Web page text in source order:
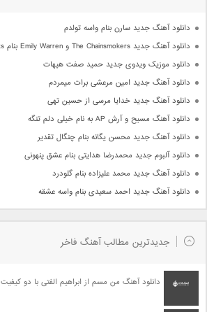
دانلود آهنگ جدید سارن بنام واسه تولدم
دانلود آهنگ جدید The Chainsmokers و Emily Warren بنام Side Effects
دانلود موزیک ویدوی جدید حمید صفت هیهات
دانلود آهنگ جدید امین مرعشی برات میمردم
دانلود آهنگ جدید خدایا مرسی از حسین تهی
دانلود آهنگ مسیح و آرش AP به نام خیلی دلم تنگه
دانلود آهنگ جدید محسن یگانه بنام چنگال تقدیر
دانلود آلبوم جدید محمدرضا هدایتی بنام عشق پنهونی
دانلود آهنگ جدید محمد علیزاده بنام گلودرد
دانلود آهنگ جدید احمد سعیدی بنام واسه عشقه
جدیدترین مطالب آهنگ فاخر
دانلود آهنگ من مسم از ابراهیم الفتی با دو کیفیت